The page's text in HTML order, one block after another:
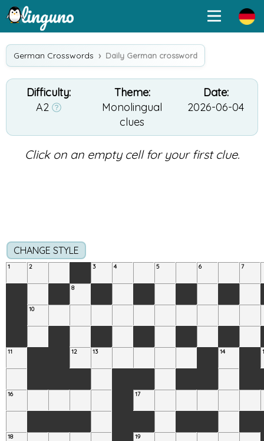
German Crosswords Daily German crossword
Difficulty:
A2
Theme:
Monolingual
clues
Date:
2026-06-04
Click on an empty cell for your first clue.
CHANGE STYLE
1 2 3 4 5 6 7
8
10
11 12 13 14
16 17
18 19